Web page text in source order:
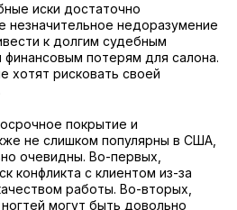
иски достаточно
незначительное недоразумение
к долгим судебным
потерям для салона.
хотят рисковать своей
покрытие и
не слишком популярны в США,
очевидны. Во-первых,
конфликта с клиентом из-за
работы. Во-вторых,
могут быть довольно